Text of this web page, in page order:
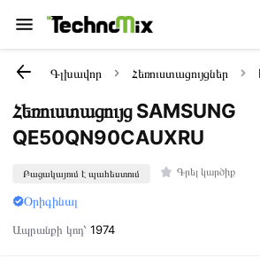
Գլխավոր Հեռուստացույցներ
Հեռուստացույց SAMSUNG
QE50QN90CAUXRU
Բացակայում է պահեստում Գրել կարծիք
Օրիգինալ
Ապրանքի կոդ՝1974